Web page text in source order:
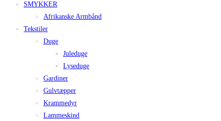
SMYKKER
Afrikanske Armbånd
Tekstiler
Duge
Juleduge
Lyseduge
Gardiner
Gulvtæpper
Krammedyr
Lammeskind